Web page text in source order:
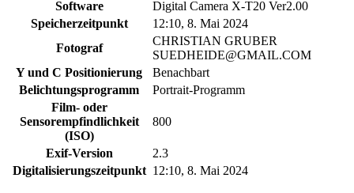
Software
Digital Camera X-T20 Ver2.00
Speicherzeitpunkt
12:10, 8. Mai 2024
Fotograf
CHRISTIAN GRUBER
SUEDHEIDE@GMAIL.COM
Y und C Positionierung
Benachbart
Belichtungsprogramm
Portrait-Programm
Film- oder
Sensorempfindlichkeit
(ISO)
800
Exif-Version
2.3
Digitalisierungszeitpunkt 12:10, 8. Mai 2024